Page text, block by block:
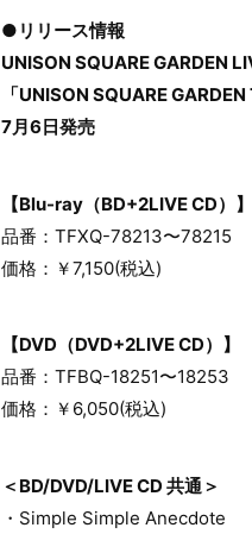
●リリース情報
UNISON SQUARE GARDEN
「UNISON SQUARE
7月6日発売
【Blu-ray（BD+2LIVE CD）】
品番：TFXQ-78213〜78215
価格：￥7,150(税込)
【DVD（DVD+2LIVE CD）】
品番：TFBQ-18251〜18253
価格：￥6,050(税込)
＜BD/DVD/LIVE CD 共通＞
・Simple Simple Anecdote